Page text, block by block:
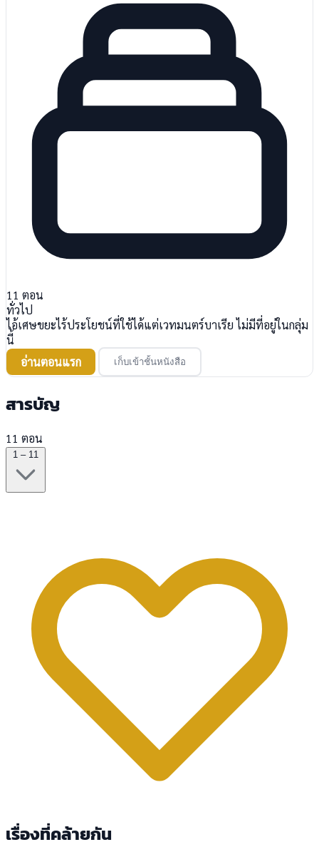
11 ตอน
ทั่วไป
ไอ้เศษขยะไร้ประโยชน์ที่ใช้ได้แต่เวทมนตร์บาเรีย ไม่มีที่อยู่ในกลุ่ม
นี้
อ่านตอนแรก
เก็บเข้าชั้นหนังสือ
สารบัญ
11 ตอน
1 – 11
เรื่องที่คล้ายกัน